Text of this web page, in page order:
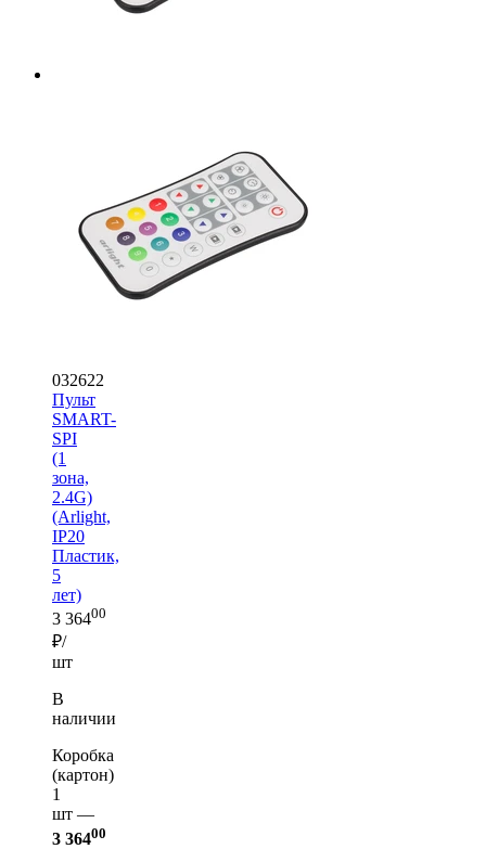
032622
Пульт
SMART-
SPI
(1
зона,
2.4G)
(Arlight,
IP20
Пластик,
5
лет)
3 36400
₽/
шт
В
наличии
Коробка
(картон)
1
шт —
3 36400